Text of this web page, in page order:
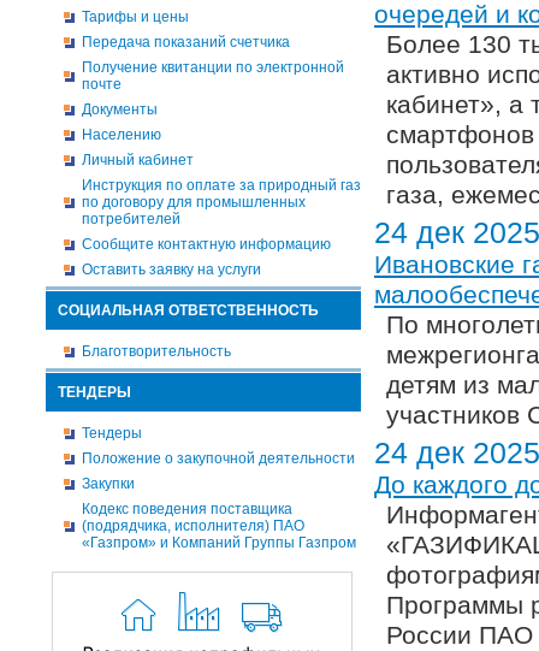
Тарифы и цены
Передача показаний счетчика
Получение квитанции по электронной
почте
Документы
Населению
Личный кабинет
Инструкция по оплате за природный газ
по договору для промышленных
потребителей
Сообщите контактную информацию
Оставить заявку на услуги
СОЦИАЛЬНАЯ ОТВЕТСТВЕННОСТЬ
Благотворительность
ТЕНДЕРЫ
Тендеры
Положение о закупочной деятельности
Закупки
Кодекс поведения поставщика
(подрядчика, исполнителя) ПАО
«Газпром» и Компаний Группы Газпром
очередей и
Более 130
активно
кабинет», а
газа,
24 дек 2025
Ивановские
По
детям из
участников
24 дек 2025
До каждого
Программы
России ПАО